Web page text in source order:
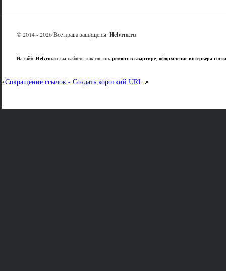
© 2014 - 2026 Все права защищены. Helvrm.ru
На сайте Helvrm.ru вы найдете, как сделать ремонт в квартире, оформление интерьера
⚡Сокращение ссылок - Создать короткий URL↗